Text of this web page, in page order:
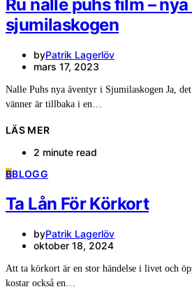
Ru nalle puhs film –
sjumilaskogen
byPatrik Lagerlöv
mars 17, 2023
Nalle Puhs nya äventyr i Sjumilaskogen Ja,
vänner är tillbaka i en…
LÄS MER
2 minute read
BBLOGG
Ta Lån För Körkort
byPatrik Lagerlöv
oktober 18, 2024
Att ta körkort är en stor händelse i livet och
kostar också en…